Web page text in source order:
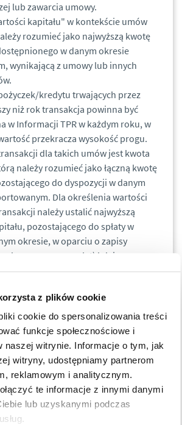
z plików cookie
cookie do spersonalizowania treści
funkcje społecznościowe i
naszej witrynie. Informacje o tym, jak
witryny, udostępniamy partnerom
reklamowym i analitycznym.
te informacje z innymi danymi
lub uzyskanymi podczas
lub zawarcia umowy.
kapitału" w kontekście umów
rozumieć jako najwyższą kwotę
w danym okresie
wynikającą z umowy lub innych
kredytu trwających przez
niż rok transakcja powinna być
w Informacji TPR w każdym roku, w
przekracza wysokość progu.
dla takich umów jest kwota
należy rozumieć jako łączną kwotę
do dyspozycji w danym
Dla określenia wartości
należy ustalić najwyższą
pozostającego do spłaty w
okresie, w oparciu o zapisy
harmonogram spłat) lub inne
(rachunki bankowe, noty księgowe,
lub kredytów należy
każdy okres składania Informacji
dokumentacyjnego dla transakcji
10 milionów PLN w roku
powinna być wykazana w
cen transferowych sporządzanej w
i kolejnym, roku